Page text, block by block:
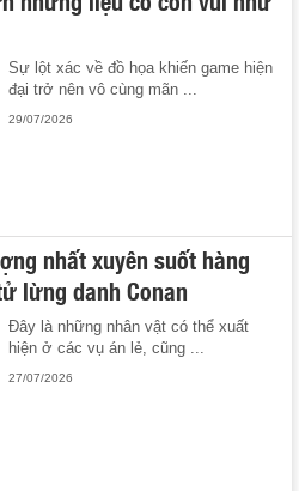
Sự lột xác về đồ họa khiến game hiện
đại trở nên vô cùng mãn ...
29/07/2026
nhất xuyên suốt hàng
lừng danh Conan
Đây là những nhân vật có thể xuất
hiện ở các vụ án lẻ, cũng ...
27/07/2026